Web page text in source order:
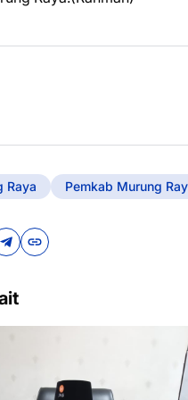
Raya Pemkab Murung